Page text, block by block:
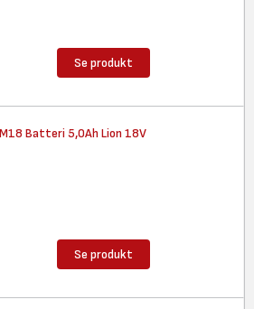
Se produkt
Batteri 5,0Ah Lion 18V
Se produkt